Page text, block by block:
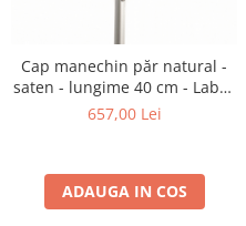
Boluri pentru vopsit parul
Aparatura coafor
Ondulatoare de par
Placa de creponat parul
profesionala
Kit laminare gene si sprancene
Thuya
Cap manechin păr natural -
saten - lungime 40 cm - Labor
Pro
657,00 Lei
ADAUGA IN COS